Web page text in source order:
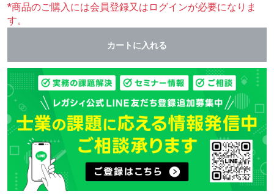
*商品のご購入には会員登録又はログインが必要になりま
す。
カートに入れる